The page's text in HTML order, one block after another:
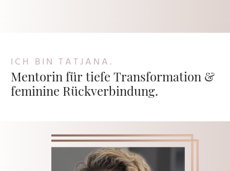
ICH BIN TATJANA.
Mentorin für tiefe Transformation &
feminine Rückverbindung.